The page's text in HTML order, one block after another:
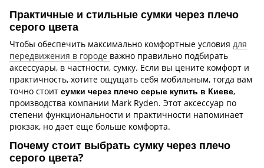
Практичные и стильные сумки через плечо
серого цвета
Чтобы обеспечить максимально комфортные условия для
передвижения в городе важно правильно подбирать
аксессуары, в частности, сумку. Если вы цените комфорт и
практичность, хотите ощущать себя мобильным, тогда вам
точно стоит сумки через плечо серые купить в Киеве,
производства компании Mark Ryden. Этот аксессуар по
степени функциональности и практичности напоминает
рюкзак, но дает еще больше комфорта.
Почему стоит выбрать сумку через плечо
серого цвета?